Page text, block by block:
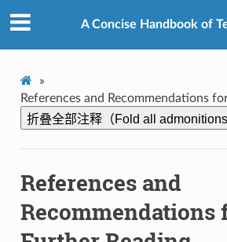
A Concise Handbook of
»
References and Recommendations
折叠全部注释（Fold all admonitions
References and
Recommendations